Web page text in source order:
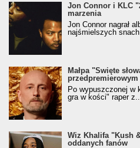
Jon Connor i KLC
marzenia
Jon Connor nagrał
najśmielszych snach
Małpa "Święte
przedpremierowym
Po wypuszczonej w
gra w kości" raper z...
Wiz Khalifa "Kush
oddanych fanów